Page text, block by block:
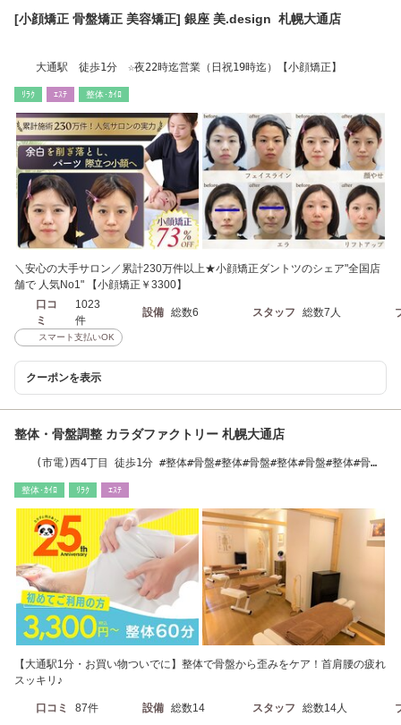
[小顔矯正 骨盤矯正 美容矯正] 銀座 美.design 札幌大通店
大通駅 徒歩1分 ☆夜22時迄営業（日祝19時迄）【小顔矯正】
ﾘﾗｸ ｴｽﾃ 整体･ｶｲﾛ
＼安心の大手サロン／累計230万件以上★小顔矯正ダントツのシェア"全国店
舗で 人気No1" 【小顔矯正￥3300】
口コ
ミ
1023
件
設備 総数6 スタッフ 総数7人
スマート支払いOK
クーポンを表示
整体・骨盤調整 カラダファクトリー 札幌大通店
(市電)西4丁目 徒歩1分 #整体#骨盤#整体#骨盤#整体#骨盤#整体#骨盤
整体･ｶｲﾛ ﾘﾗｸ ｴｽﾃ
【大通駅1分・お買い物ついでに】整体で骨盤から歪みをケア！首肩腰の疲れ
スッキリ♪
口コミ 87件 設備 総数14 スタッフ 総数14人